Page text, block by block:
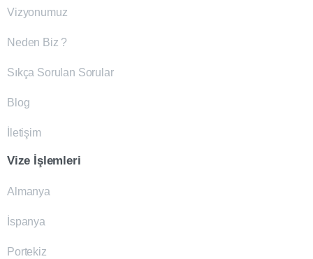
Vizyonumuz
Neden Biz ?
Sıkça Sorulan Sorular
Blog
İletişim
Vize İşlemleri
Almanya
İspanya
Portekiz